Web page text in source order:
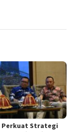
Perkuat Strategi